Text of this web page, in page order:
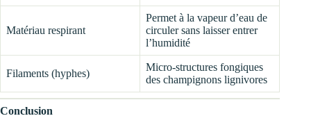
Matériau respirant
Permet à la vapeur d’eau de
circuler sans laisser entrer
l’humidité
Filaments (hyphes)
Micro-structures fongiques
des champignons lignivores
Conclusion